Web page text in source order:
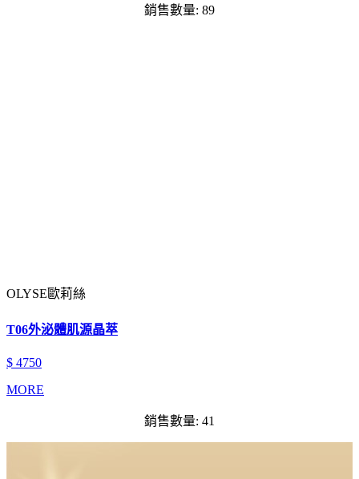
銷售數量: 89
OLYSE歐莉絲
T06外泌體肌源晶萃
$ 4750
MORE
銷售數量: 41